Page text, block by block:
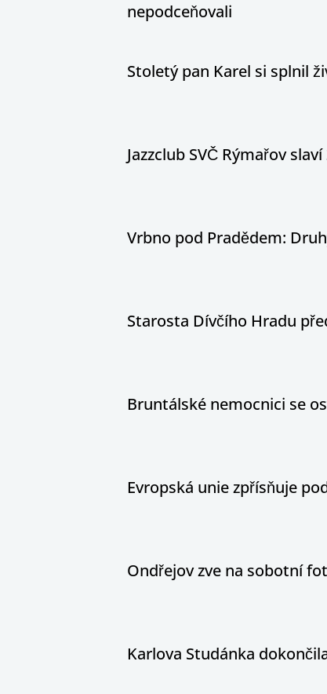
nepodceňovali
Stoletý pan Karel si splnil
Jazzclub SVČ Rýmařov
Vrbno pod Pradědem:
Starosta Dívčího Hradu
Bruntálské nemocnici se
Evropská unie zpřísňuje
Ondřejov zve na sobotní
Karlova Studánka